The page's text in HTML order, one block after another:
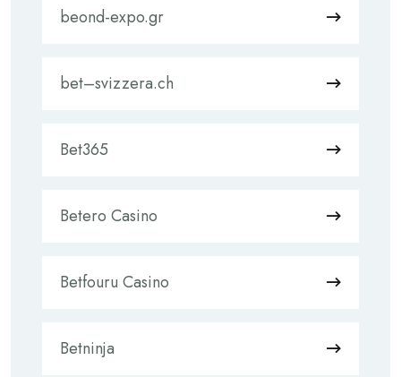
beond-expo.gr
bet–svizzera.ch
Bet365
Betero Casino
Betfouru Casino
Betninja